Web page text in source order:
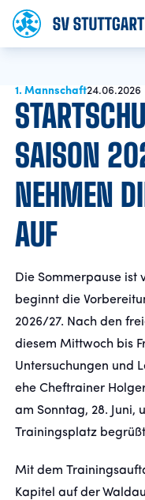
AKTUELLES
TEAM
VEREIN
FANS
NACHWUCHS
BUSINESS
FANSHOP
TICKETS
1. Mannschaft24.06.2026
SAISON
NEHMEN
AUF
Die Sommerpause ist
beginnt die
2026/27. Nach den
diesem Mittwoch bis
Untersuchungen und
ehe Cheftrainer
am Sonntag, 28. Juni,
Trainingsplatz
Mit dem
Kapitel auf der